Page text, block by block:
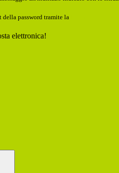
della password tramite la
elettronica!